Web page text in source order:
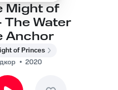
Might of
The Water
Anchor
of Princes
2020